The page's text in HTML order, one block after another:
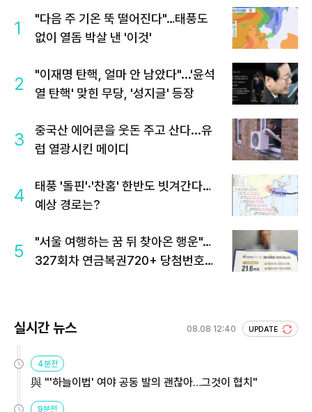
1
"다음 주 기온 뚝 떨어진다"…태풍도
없이 열돔 박살 낸 '이것'
2
"이재명 탄핵, 얼마 안 남았다"...'윤석
열 탄핵' 맞힌 무당, '성지글' 등장
3
중국산 에어콘을 웃돈 주고 산다...유
럽 열광시킨 메이디
4
태풍 '돌핀'·'찬홈' 한반도 빗겨간다…
예상 경로는?
5
"서울 여행하는 꿈 뒤 찾아온 행운"…
327회차 연금복권720+ 당첨번호조
실시간 뉴스 08.08 12:40 UPDATE
4분전
與 "'하늘이법' 여야 공동 발의 괜찮아…그것이 협치"
9분전